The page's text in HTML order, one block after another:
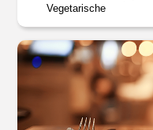
Vegetarische